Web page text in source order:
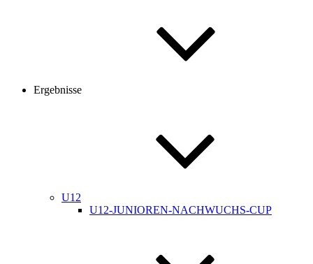
Ergebnisse
U12
U12-JUNIOREN-NACHWUCHS-CUP